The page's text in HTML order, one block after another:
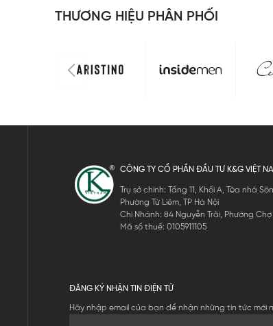
THƯƠNG HIỆU PHÂN PHỐI
CÔNG TY CỔ PHẦN ĐẦU TƯ K&G VIỆT
Trụ sở chính: Tầng 11, Khối A, Tòa nhà
Phường Từ Liêm, TP Hà Nội
Chi Nhánh: 84 Nguyễn Trãi, Phường
Mã số thuế: 0105911105
ĐĂNG KÝ NHẬN TIN ĐIỆN TỬ
Hãy nhập email của bạn để nhận những tin tức mới